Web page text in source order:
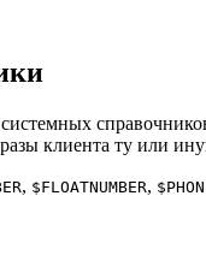
клиента ту или
, $FLOATNUMBER,